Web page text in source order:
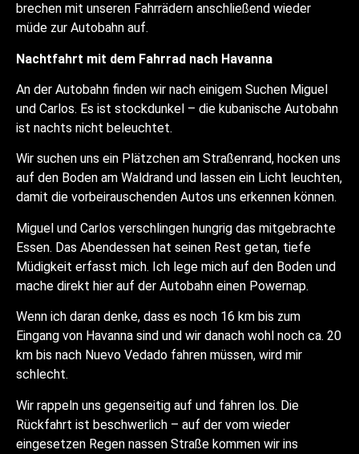
brechen mit unseren Fahrrädern anschließend wieder
müde zur Autobahn auf.
Nachtfahrt mit dem Fahrrad nach Havanna
An der Autobahn finden wir nach einigem Suchen Miguel
und Carlos. Es ist stockdunkel – die kubanische Autobahn
ist nachts nicht beleuchtet.
Wir suchen uns ein Plätzchen am Straßenrand, hocken uns
auf den Boden am Waldrand und lassen ein Licht leuchten,
damit die vorbeirauschenden Autos uns erkennen können.
Miguel und Carlos verschlingen hungrig das mitgebrachte
Essen. Das Abendessen hat seinen Rest getan, tiefe
Müdigkeit erfasst mich. Ich lege mich auf den Boden und
mache direkt hier auf der Autobahn einen Powernap.
Wenn ich daran denke, dass es noch 16 km bis zum
Eingang von Havanna sind und wir danach wohl noch ca. 20
km bis nach Nuevo Vedado fahren müssen, wird mir
schlecht.
Wir rappeln uns gegenseitig auf und fahren los. Die
Rückfahrt ist beschwerlich – auf der vom wieder
eingesetzen Regen nassen Straße kommen wir ins